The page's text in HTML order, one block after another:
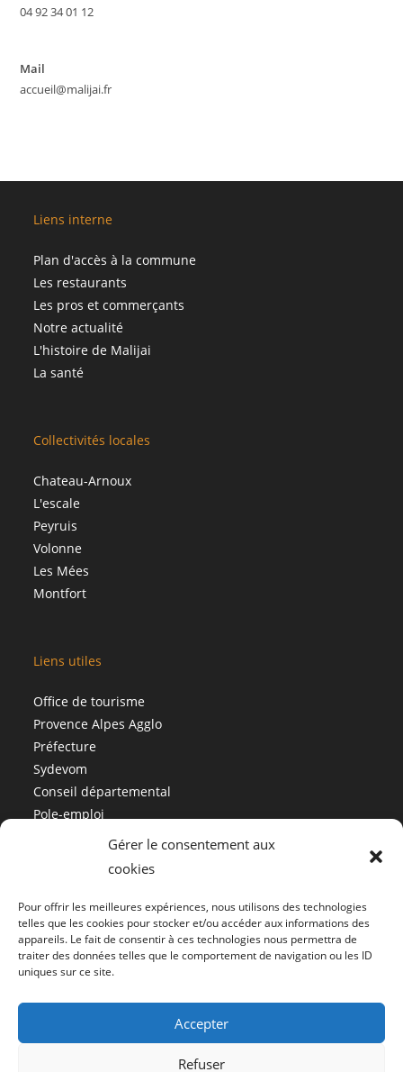
Gérer le consentement aux
cookies
Pour offrir les meilleures expériences, nous utilisons des technologies
telles que les cookies pour stocker et/ou accéder aux informations des
appareils. Le fait de consentir à ces technologies nous permettra de
traiter des données telles que le comportement de navigation ou les ID
uniques sur ce site.
Accepter
Refuser
04 92 34 01 12
Mail
accueil@malijai.fr
Liens interne
Plan d'accès à la commune
Les restaurants
Les pros et commerçants
Notre actualité
L'histoire de Malijai
La santé
Collectivités locales
Chateau-Arnoux
L'escale
Peyruis
Volonne
Les Mées
Montfort
Liens utiles
Office de tourisme
Provence Alpes Agglo
Préfecture
Sydevom
Conseil départemental
Pole-emploi
04 92 34 01 12
accueil@malijai.fr
Politique de confidentialité